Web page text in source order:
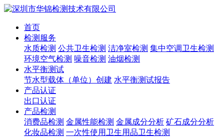
首页
检测服务
水质检测 公共卫生检测 洁净室检测 集中空调卫生检测
环境空气检测 噪音检测 油烟检测
水平衡测试
节水型载体（单位）创建 水平衡测试报告
产品认证
出口认证
产品检测
消费品检测 金属性能检测 金属成分分析 矿石成分分析
化妆品检测 一次性使用卫生用品卫生检测